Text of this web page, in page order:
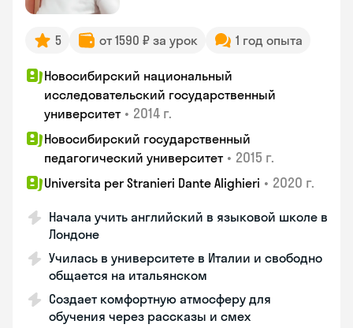
5 от 1590 ₽ за урок 1 год опыта
Новосибирский национальный
исследовательский государственный
университет • 2014 г.
Новосибирский государственный
педагогический университет • 2015 г.
Universita per Stranieri Dante Alighieri • 2020 г.
Начала учить английский в языковой школе в
Лондоне
Училась в университете в Италии и свободно
общается на итальянском
Создает комфортную атмосферу для
обучения через рассказы и смех